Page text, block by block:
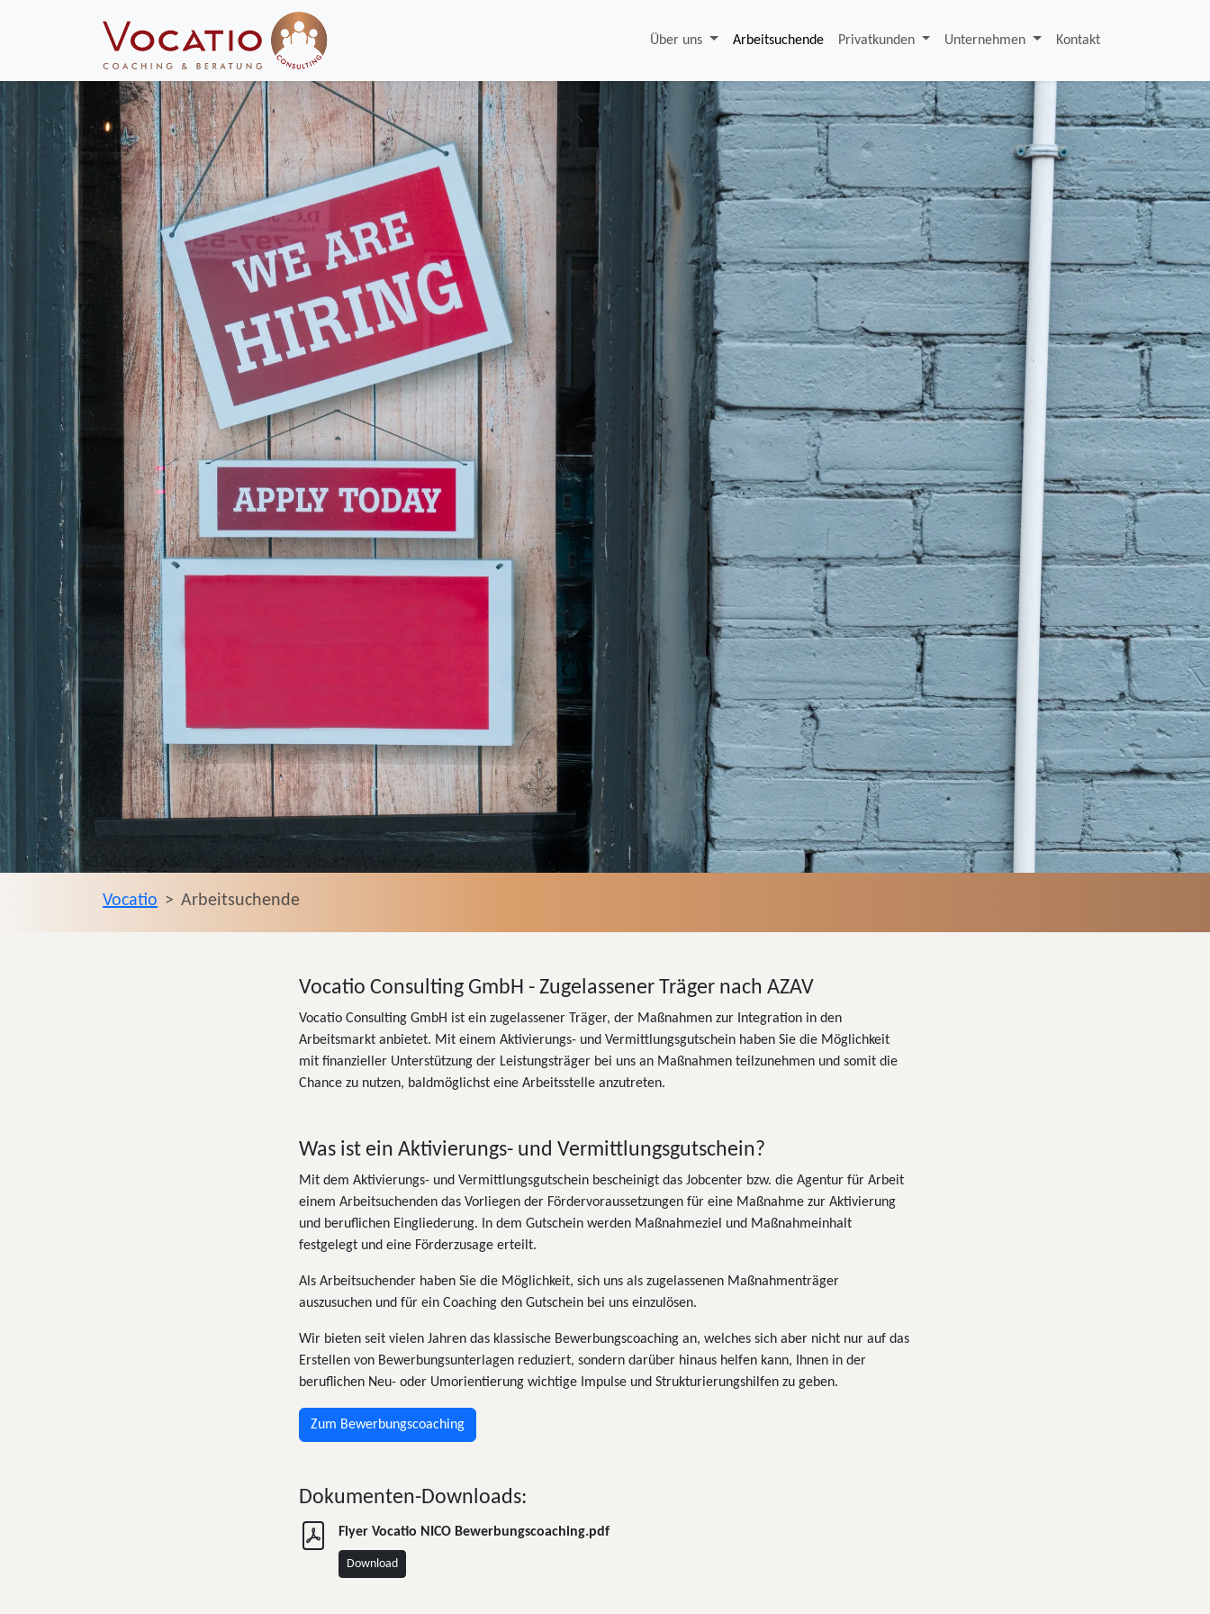
Über uns Arbeitsuchende Privatkunden Unternehmen Kontakt
Vocatio Arbeitsuchende
Vocatio Consulting GmbH - Zugelassener Träger nach AZAV
Vocatio Consulting GmbH ist ein zugelassener Träger, der Maßnahmen zur Integration in den
Arbeitsmarkt anbietet. Mit einem Aktivierungs- und Vermittlungsgutschein haben Sie die Möglichkeit
mit finanzieller Unterstützung der Leistungsträger bei uns an Maßnahmen teilzunehmen und somit die
Chance zu nutzen, baldmöglichst eine Arbeitsstelle anzutreten.
Was ist ein Aktivierungs- und Vermittlungsgutschein?
Mit dem Aktivierungs- und Vermittlungsgutschein bescheinigt das Jobcenter bzw. die Agentur für Arbeit
einem Arbeitsuchenden das Vorliegen der Fördervoraussetzungen für eine Maßnahme zur Aktivierung
und beruflichen Eingliederung. In dem Gutschein werden Maßnahmeziel und Maßnahmeinhalt
festgelegt und eine Förderzusage erteilt.
Als Arbeitsuchender haben Sie die Möglichkeit, sich uns als zugelassenen Maßnahmenträger
auszusuchen und für ein Coaching den Gutschein bei uns einzulösen.
Wir bieten seit vielen Jahren das klassische Bewerbungscoaching an, welches sich aber nicht nur auf das
Erstellen von Bewerbungsunterlagen reduziert, sondern darüber hinaus helfen kann, Ihnen in der
beruflichen Neu- oder Umorientierung wichtige Impulse und Strukturierungshilfen zu geben.
Zum Bewerbungscoaching
Dokumenten-Downloads:
Flyer Vocatio NICO Bewerbungscoaching.pdf
Download